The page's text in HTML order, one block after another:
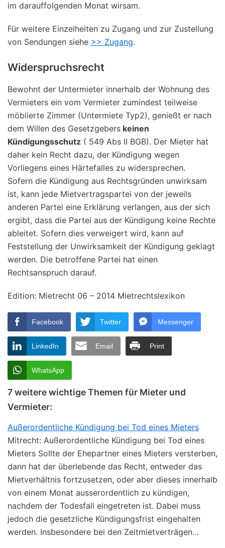
im darauffolgenden Monat wirsam.
Für weitere Einzelheiten zu Zugang und zur Zustellung
von Sendungen siehe >> Zugang.
Widerspruchsrecht
Bewohnt der Untermieter innerhalb der Wohnung des
Vermieters ein vom Vermieter zumindest teilweise
möblierte Zimmer (Untermiete Typ2), genießt er nach
dem Willen des Gesetzgebers keinen
Kündigungsschutz ( 549 Abs II BGB). Der Mieter hat
daher kein Recht dazu, der Kündigung wegen
Vorliegens eines Härtefalles zu widersprechen.
Sofern die Kündigung aus Rechtsgründen unwirksam
ist, kann jede Mietvertragspartei von der jeweils
anderen Partei eine Erklärung verlangen, aus der sich
ergibt, dass die Partei aus der Kündigung keine Rechte
ableitet. Sofern dies verweigert wird, kann auf
Feststellung der Unwirksamkeit der Kündigung geklagt
werden. Die betroffene Partei hat einen
Rechtsanspruch darauf.
Edition: Mietrecht 06 – 2014 Mietrechtslexikon
Facebook Twitter Messenger
LinkedIn Email Print
WhatsApp
7 weitere wichtige Themen für Mieter und
Vermieter:
Außerordentliche Kündigung bei Tod eines Mieters
Mitrecht: Außerordentliche Kündigung bei Tod eines
Mieters Sollte der Ehepartner eines Mieters versterben,
dann hat der überlebende das Recht, entweder das
Mietverhältnis fortzusetzen, oder aber dieses innerhalb
von einem Monat ausserordentlich zu kündigen,
nachdem der Todesfall eingetreten ist. Dabei muss
jedoch die gesetzliche Kündigungsfrist eingehalten
werden. Insbesondere bei den Zeitmietverträgen…